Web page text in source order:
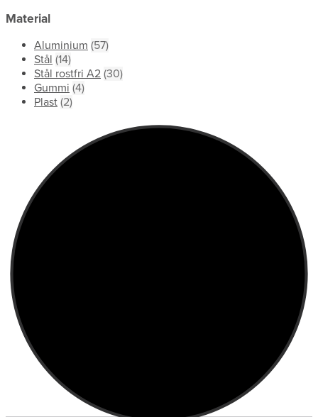
Material
Aluminium (57)
Stål (14)
Stål rostfri A2 (30)
Gummi (4)
Plast (2)